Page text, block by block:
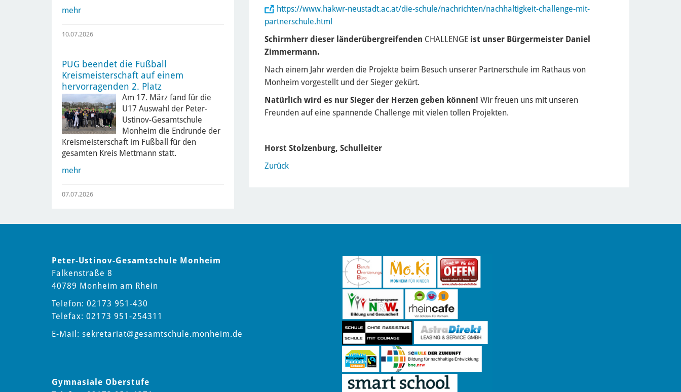
https://www.hakwr-neustadt.ac.at/die-schule/nachrichten/nachhaltigkeit-challenge-mit-
partnerschule.html
Schirmherr dieser länderübergreifenden CHALLENGE ist unser Bürgermeister Daniel
Zimmermann.
Nach einem Jahr werden die Projekte beim Besuch unserer Partnerschule im Rathaus von
Monheim vorgestellt und der Sieger gekürt.
Natürlich wird es nur Sieger der Herzen geben können! Wir freuen uns mit unseren
Freunden auf eine spannende Challenge mit vielen tollen Projekten.
Horst Stolzenburg, Schulleiter
Zurück
mehr
10.07.2026
PUG beendet die Fußball
Kreismeisterschaft auf einem
hervorragenden 2. Platz
Am 17. März fand für die
U17 Auswahl der Peter-
Ustinov-Gesamtschule
Monheim die Endrunde der
Kreismeisterschaft im Fußball für den
gesamten Kreis Mettmann statt.
mehr
07.07.2026
Peter-Ustinov-Gesamtschule Monheim
Falkenstraße 8
40789 Monheim am Rhein
Telefon: 02173 951-430
Telefax: 02173 951-254311
E-Mail: sekretariat@gesamtschule.monheim.de
Gymnasiale Oberstufe